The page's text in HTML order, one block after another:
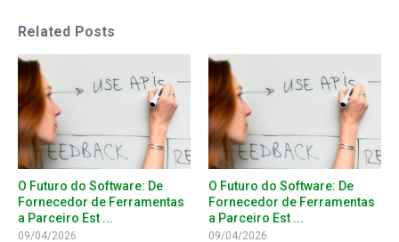
Related Posts
O Futuro do Software: De
Fornecedor de Ferramentas
a Parceiro Est ...
09/04/2026
O Futuro do Software: De
Fornecedor de Ferramentas
a Parceiro Est ...
09/04/2026